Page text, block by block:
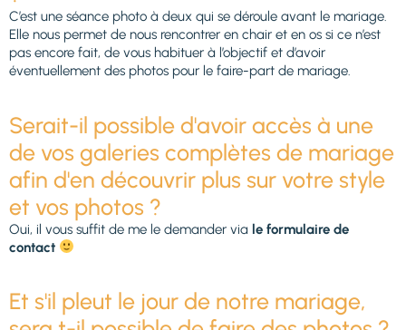
C’est une séance photo à deux qui se déroule avant le mariage.
Elle nous permet de nous rencontrer en chair et en os si ce n’est
pas encore fait, de vous habituer à l’objectif et d’avoir
éventuellement des photos pour le faire-part de mariage.
Serait-il possible d'avoir accès à une
de vos galeries complètes de mariage
afin d'en découvrir plus sur votre style
et vos photos ?
Oui, il vous suffit de me le demander via le formulaire de
contact
Et s'il pleut le jour de notre mariage,